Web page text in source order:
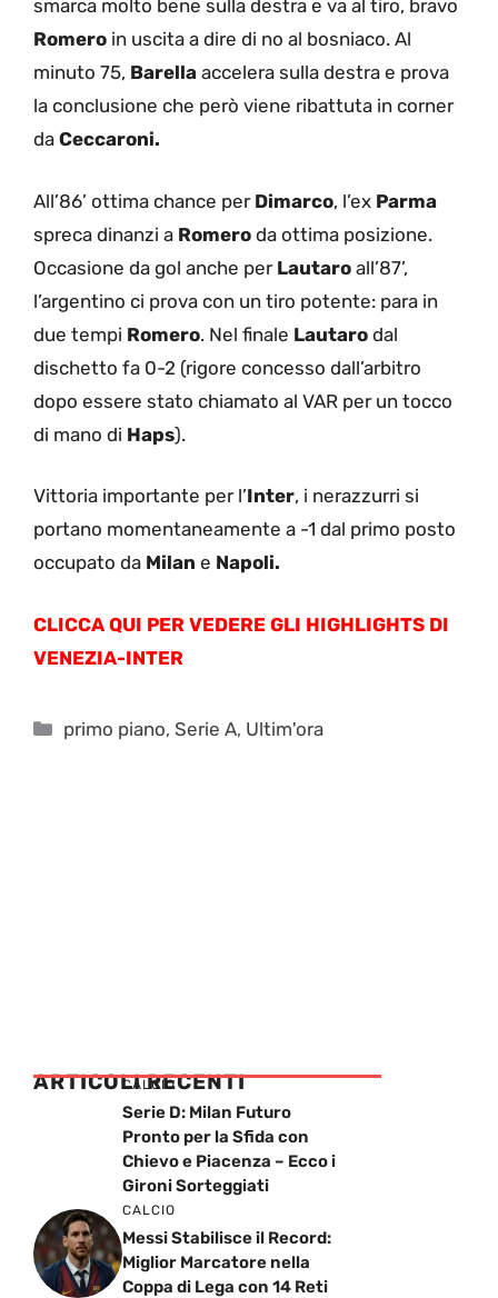
smarca molto bene sulla destra e va al tiro, bravo
Romero in uscita a dire di no al bosniaco. Al
minuto 75, Barella accelera sulla destra e prova
la conclusione che però viene ribattuta in corner
da Ceccaroni.
All’86’ ottima chance per Dimarco, l’ex Parma
spreca dinanzi a Romero da ottima posizione.
Occasione da gol anche per Lautaro all’87’,
l’argentino ci prova con un tiro potente: para in
due tempi Romero. Nel finale Lautaro dal
dischetto fa 0-2 (rigore concesso dall’arbitro
dopo essere stato chiamato al VAR per un tocco
di mano di Haps).
Vittoria importante per l’Inter, i nerazzurri si
portano momentaneamente a -1 dal primo posto
occupato da Milan e Napoli.
CLICCA QUI PER VEDERE GLI HIGHLIGHTS DI
VENEZIA-INTER
Categorie
primo piano,Serie A, Ultim'ora
ARTICOLI RECENTI
CALCIO
Serie D: Milan Futuro
Pronto per la Sfida con
Chievo e Piacenza – Ecco i
Gironi Sorteggiati
CALCIO
Messi Stabilisce il Record:
Miglior Marcatore nella
Coppa di Lega con 14 Reti